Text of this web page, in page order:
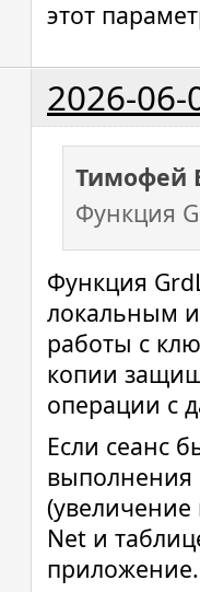
этот
2026-06-
Тимофей
Функция
Функция
локальным
работы с
копии
операции с
Если сеанс
выполнения
(увеличение
Net и
приложение.